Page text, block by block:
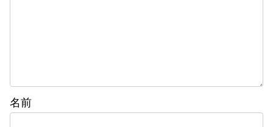
名前